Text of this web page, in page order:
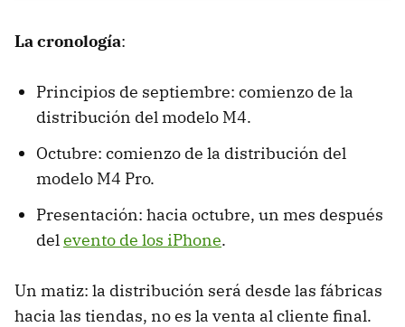
La cronología:
Principios de septiembre: comienzo de la
distribución del modelo M4.
Octubre: comienzo de la distribución del
modelo M4 Pro.
Presentación: hacia octubre, un mes después
delevento de los iPhone.
Un matiz: la distribución será desde las fábricas
hacia las tiendas, no es la venta al cliente final.